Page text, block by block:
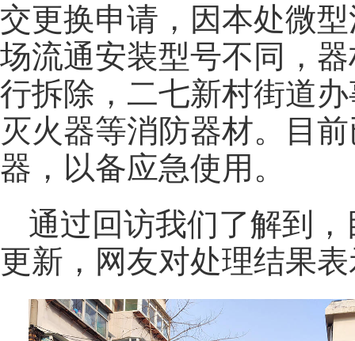
交更换申请，因本处微
场流通安装型号不同，
行拆除，二七新村街道
灭火器等消防器材。目
器，以备应急使用。
通过回访我们了解到
更新，网友对处理结果